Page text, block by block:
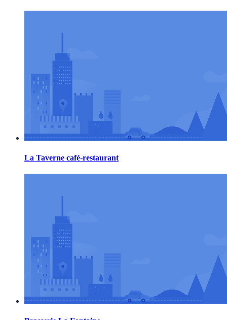
La Taverne café-restaurant